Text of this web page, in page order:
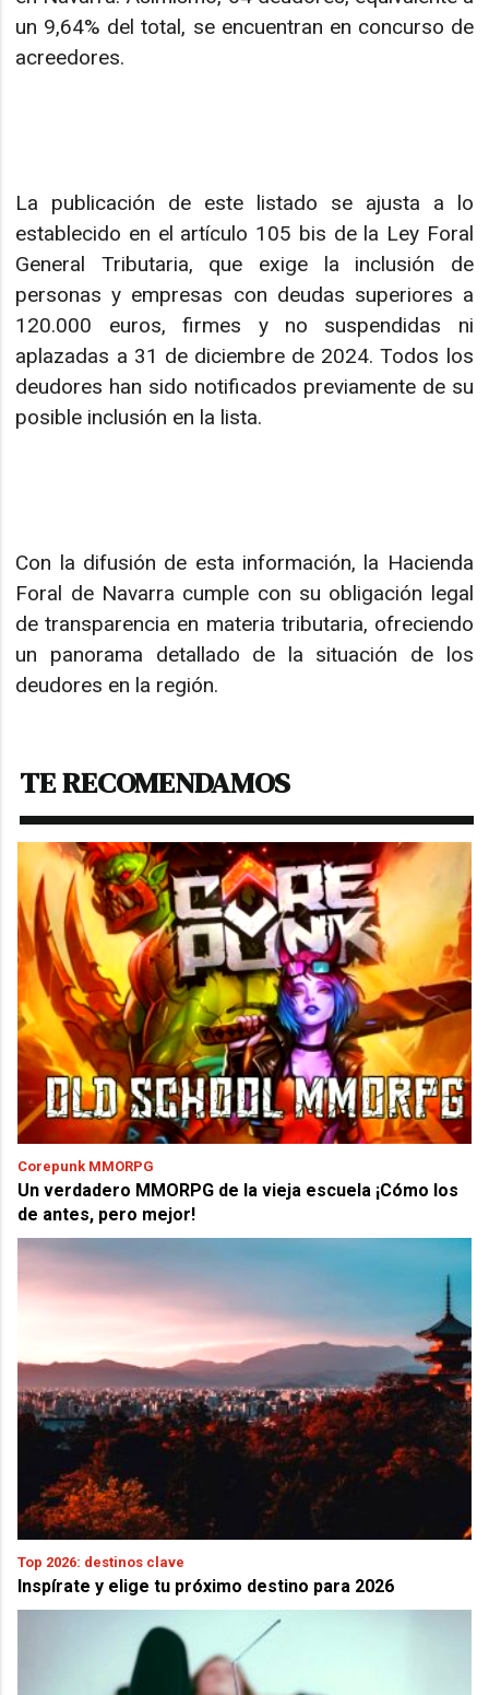
un 9,64% del total, se encuentran en concurso de
acreedores.
La publicación de este listado se ajusta a lo
establecido en el artículo 105 bis de la Ley Foral
General Tributaria, que exige la inclusión de
personas y empresas con deudas superiores a
120.000 euros, firmes y no suspendidas ni
aplazadas a 31 de diciembre de 2024. Todos los
deudores han sido notificados previamente de su
posible inclusión en la lista.
Con la difusión de esta información, la Hacienda
Foral de Navarra cumple con su obligación legal
de transparencia en materia tributaria, ofreciendo
un panorama detallado de la situación de los
deudores en la región.
TE RECOMENDAMOS
Corepunk MMORPG
Un verdadero MMORPG de la vieja escuela ¡Cómo los
de antes, pero mejor!
Top 2026: destinos clave
Inspírate y elige tu próximo destino para 2026